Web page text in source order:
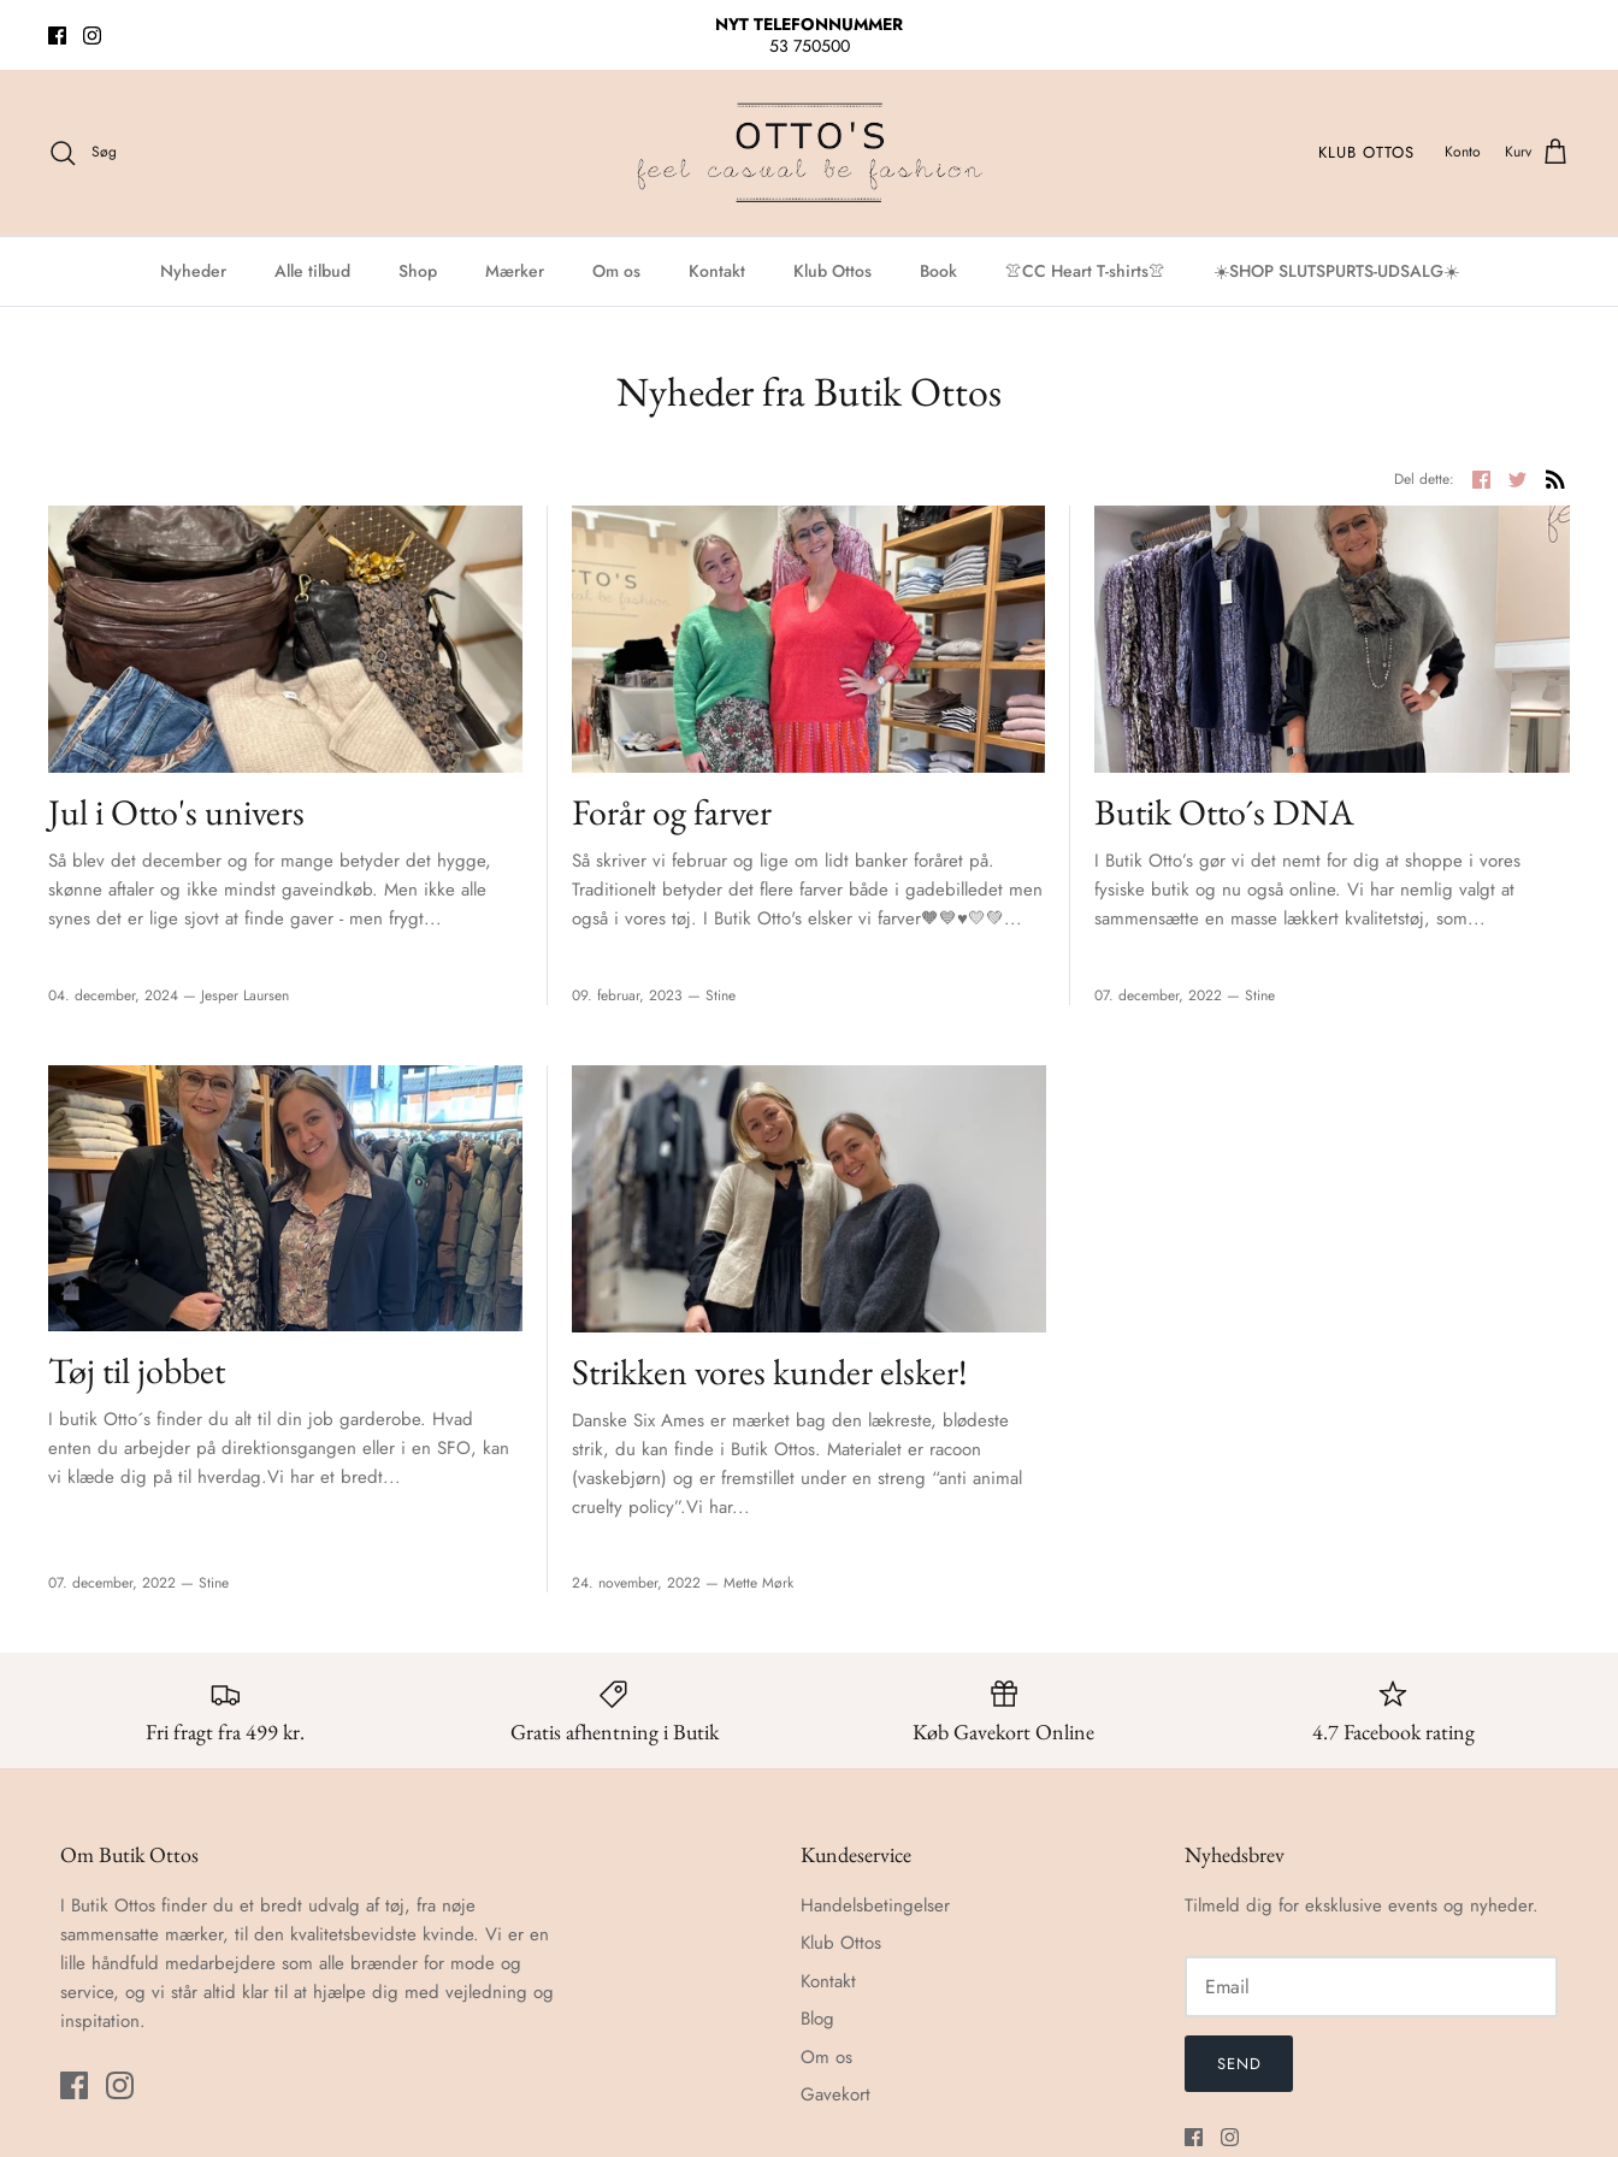
indhold
NYT TELEFONNUMMER
53 750500
Søg KLUB OTTOS Konto Kurv
Nyheder Alle tilbud Shop Mærker Om os Kontakt Klub Ottos Book 👚CC Heart T-shirts👚 ☀️SHOP SLUTSPURTS-UDSALG☀️
Nyheder fra Butik Ottos
Del dette: Del Tweet
Jul i Otto's univers
Så blev det december og for mange betyder det hygge,
skønne aftaler og ikke mindst gaveindkøb. Men ikke alle
synes det er lige sjovt at finde gaver - men frygt...
04. december, 2024 — Jesper Laursen
Forår og farver
Så skriver vi februar og lige om lidt banker foråret på.
Traditionelt betyder det flere farver både i gadebilledet men
også i vores tøj. I Butik Otto's elsker vi farver🧡💙♥️💛💚...
09. februar, 2023 — Stine
Butik Otto´s DNA
I Butik Otto’s gør vi det nemt for dig at shoppe i vores
fysiske butik og nu også online. Vi har nemlig valgt at
sammensætte en masse lækkert kvalitetstøj, som...
07. december, 2022 —Stine
Tøj til jobbet
I butik Otto´s finder du alt til din job garderobe. Hvad
enten du arbejder på direktionsgangen eller i en SFO, kan
vi klæde dig på til hverdag.Vi har et bredt...
07. december, 2022 — Stine
Strikken vores kunder elsker!
Danske Six Ames er mærket bag den lækreste, blødeste
strik, du kan finde i Butik Ottos. Materialet er racoon
(vaskebjørn) og er fremstillet under en streng “anti animal
cruelty policy”.Vi har...
24. november, 2022 — Mette Mørk
Fri fragt fra 499 kr. Gratis afhentning i Butik Køb Gavekort Online 4.7 Facebook rating
Om Butik Ottos
I Butik Ottos finder du et bredt udvalg af tøj, fra nøje
sammensatte mærker, til den kvalitetsbevidste kvinde. Vi er en
lille håndfuld medarbejdere som alle brænder for mode og
service, og vi står altid klar til at hjælpe dig med vejledning og
inspitation.
Kundeservice
Handelsbetingelser
Klub Ottos
Kontakt
Blog
Om os
Gavekort
Nyhedsbrev
Tilmeld dig for eksklusive events og nyheder.
SEND